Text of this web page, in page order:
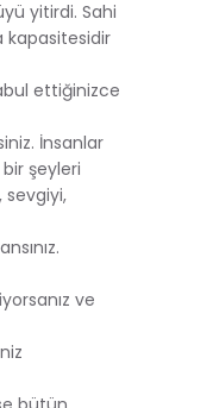
yitirdi. Sahi
kapasitesidir
ettiğinizce
İnsanlar
şeyleri
sevgiyi,
ve